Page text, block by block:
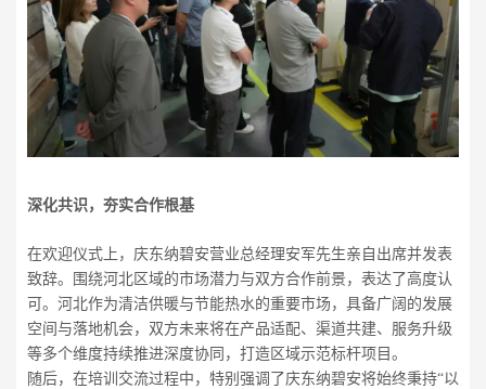
深化共识，夯实合作根基
在欢迎仪式上，庆东纳碧安营业总经理安军先生亲自出席并发表
致辞。围绕河北区域的市场潜力与双方合作前景，表达了高度认
可。河北作为清洁供暖与节能热水的重要市场，具备广阔的发展
空间与落地机会，双方未来将在产品适配、渠道共建、服务升级
等多个维度持续推进深度协同，打造区域示范标杆项目。
随后，在培训交流过程中，特别强调了庆东纳碧安将始终秉持“以